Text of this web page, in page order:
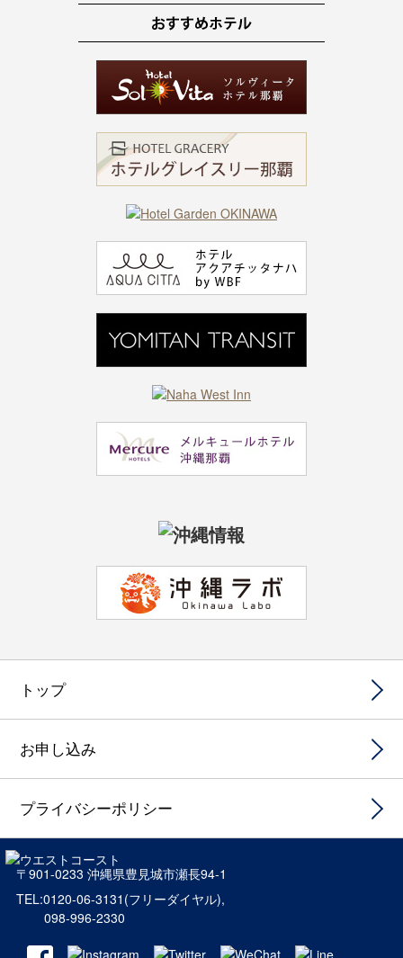
トップ
お申し込み
プライバシーポリシー
〒901-0233 沖縄県豊見城市瀬長94-1
TEL:0120-06-3131 (フリーダイヤル),
098-996-2330